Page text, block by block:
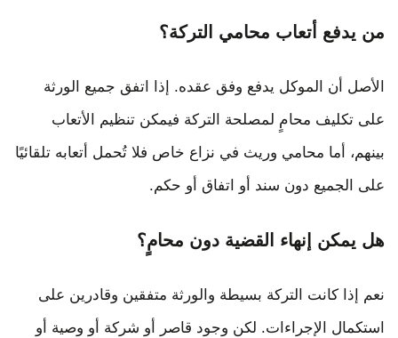
من يدفع أتعاب محامي التركة؟
الأصل أن الموكل يدفع وفق عقده. إذا اتفق جميع الورثة
على تكليف محامٍ لمصلحة التركة فيمكن تنظيم الأتعاب
بينهم، أما محامي وريث في نزاع خاص فلا تُحمل أتعابه تلقائيًا
على الجميع دون سند أو اتفاق أو حكم.
هل يمكن إنهاء القضية دون محامٍ؟
نعم إذا كانت التركة بسيطة والورثة متفقين وقادرين على
استكمال الإجراءات. لكن وجود قاصر أو شركة أو وصية أو